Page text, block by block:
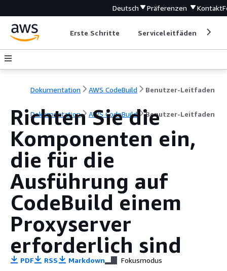
Deutsch Präferenzen Kontakt
Erste Schritte Serviceleitfäden
Dokumentation AWS CodeBuild Benutzer-Leitfaden
Dokumentation AWS CodeBuild Benutzer-Leitfaden
Richten Sie die
Komponenten ein,
die für die
Ausführung auf
CodeBuild einem
Proxyserver
erforderlich sind
PDF RSS Markdown Fokusmodus